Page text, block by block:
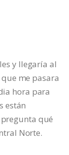
y llegaría al
me pasara
hora para
están
qué
Norte.